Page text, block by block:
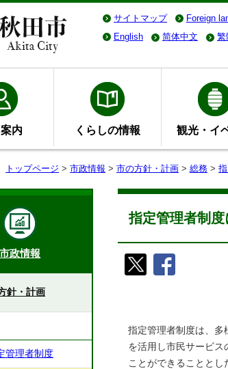
サイトマップ Foreign
English
简体中文 繁
内 くらしの情報 観光・イ
トップページ > 市政情報 > 市の方針・計画 > 総務 >
指定管理者制度
指定管理者制度は、多
を活用し市民サービス
ことができることとし
市政情報
針・計画
管理者制度